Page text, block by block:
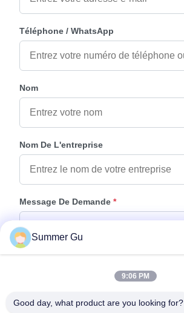
Téléphone / WhatsApp
Nom
Nom De L'entreprise
Message De Demande *
Joindre Des Fichiers
Summer Gu
9:06 PM
Good day, what product are you looking for?